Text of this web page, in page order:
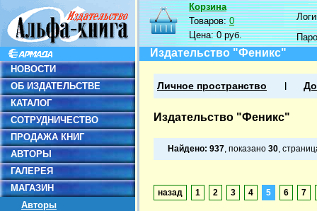
НОВОСТИ
ОБ ИЗДАТЕЛЬСТВЕ
КАТАЛОГ
СОТРУДНИЧЕСТВО
ПРОДАЖА КНИГ
АВТОРЫ
ГАЛЕРЕЯ
МАГАЗИН
Авторы
Корзина
Товаров:0
Цена:0 руб.
Издательство "Феникс"
Личное пространство
Издательство "Феникс"
Найдено: 937, показано 30,
назад 1 2 3 4 5 6 7